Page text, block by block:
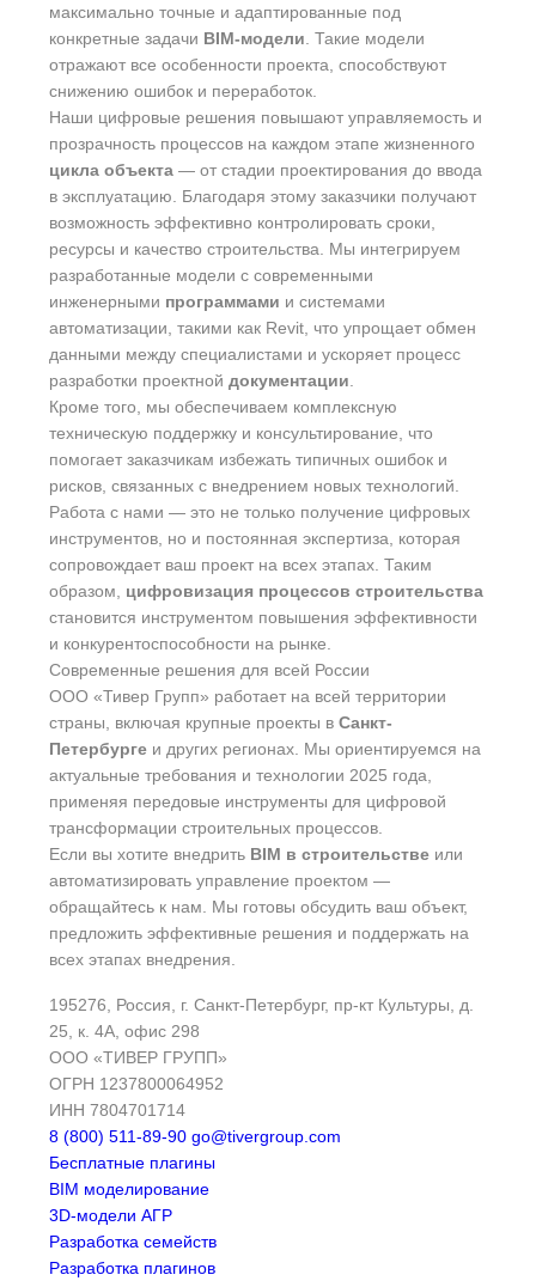
максимально точные и адаптированные под
конкретные задачи BIM-модели . Такие модели
отражают все особенности проекта, способствуют
снижению ошибок и переработок.
Наши цифровые решения повышают управляемость и
прозрачность процессов на каждом этапе жизненного
цикла объекта — от стадии проектирования до ввода
в эксплуатацию. Благодаря этому заказчики получают
возможность эффективно контролировать сроки,
ресурсы и качество строительства. Мы интегрируем
разработанные модели с современными
инженерными программами и системами
автоматизации, такими как Revit, что упрощает обмен
данными между специалистами и ускоряет процесс
разработки проектной документации
Кроме того, мы обеспечиваем комплексную
техническую поддержку и консультирование, что
помогает заказчикам избежать типичных ошибок и
рисков, связанных с внедрением новых технологий.
Работа с нами — это не только получение цифровых
инструментов, но и постоянная экспертиза, которая
сопровождает ваш проект на всех этапах. Таким
образом, цифровизация процессов строительства
становится инструментом повышения эффективности
и конкурентоспособности на рынке.
Современные решения для всей России
ООО «Тивер Групп» работает на всей территории
страны, включая крупные проекты в Санкт-
Петербурге и других регионах. Мы ориентируемся на
актуальные требования и технологии 2025 года,
применяя передовые инструменты для цифровой
трансформации строительных процессов.
Если вы хотите внедрить BIM в строительстве или
автоматизировать управление проектом —
обращайтесь к нам. Мы готовы обсудить ваш объект,
предложить эффективные решения и поддержать на
всех этапах внедрения.
195276 Россия г. Санкт-Петербург, пр-кт Культуры, д.
25, к. 4А, офис 298
OOO «ТИВЕР ГРУПП»
ОГРН 1237800064952
ИНН 7804701714
8 (800) 511-89-90 go@tivergroup.com
Бесплатные плагины
BIM моделирование
3D-модели АГР
Разработка семейств
Разработка плагинов